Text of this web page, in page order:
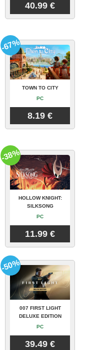
40.99 €
TOWN TO CITY
PC
8.19 €
-67%
HOLLOW KNIGHT:
SILKSONG
PC
11.99 €
-38%
007 FIRST LIGHT
DELUXE EDITION
PC
39.49 €
-50%